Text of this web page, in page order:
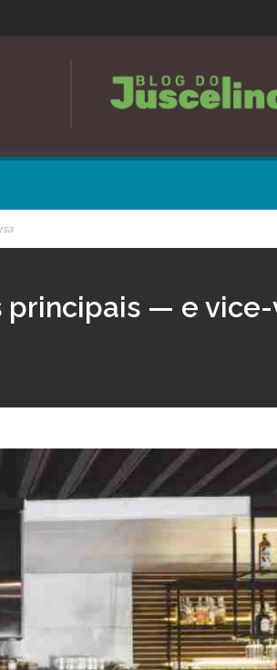
principais — e vice-